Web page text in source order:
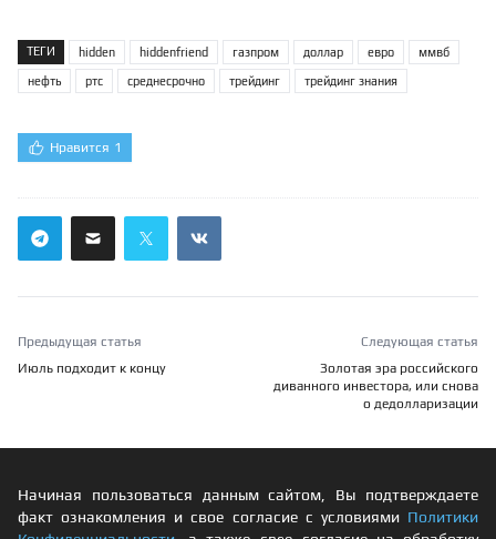
ТЕГИ hidden hiddenfriend газпром доллар евро ммвб
нефть ртс среднесрочно трейдинг трейдинг знания
Нравится 1
Предыдущая статья
Июль подходит к концу
Следующая статья
Золотая эра российского
диванного инвестора, или снова
о дедолларизации
Начиная пользоваться данным сайтом, Вы подтверждаете
факт ознакомления и свое согласие с условиями Политики